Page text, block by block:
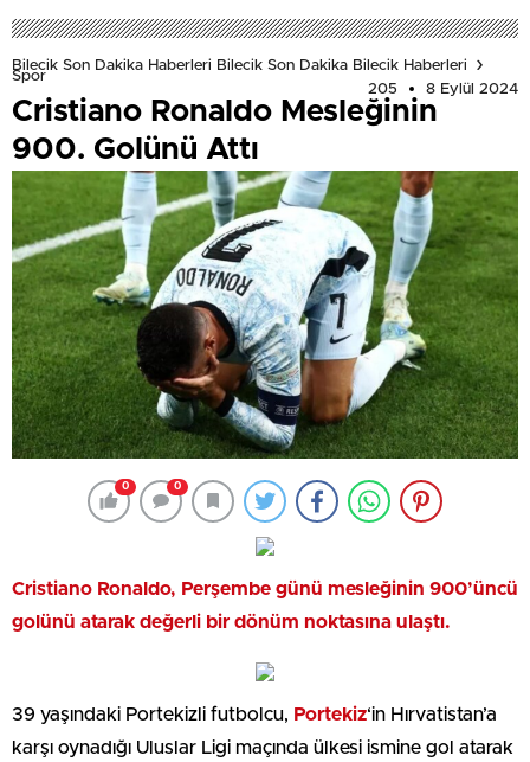
Bilecik Son Dakika Haberleri Bilecik Son Dakika Bilecik Haberleri
Spor
205
8 Eylül 2024
Cristiano Ronaldo Mesleğinin
900. Golünü Attı
0 0
Cristiano Ronaldo, Perşembe günü mesleğinin 900’üncü
golünü atarak değerli bir dönüm noktasına ulaştı.
39 yaşındaki Portekizli futbolcu, Portekiz‘in Hırvatistan’a
karşı oynadığı Uluslar Ligi maçında ülkesi ismine gol atarak